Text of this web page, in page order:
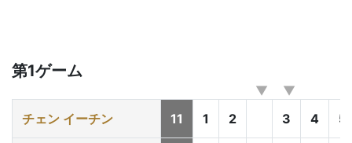
第1ゲーム
チェン イーチン 11 1 2 3 4 5